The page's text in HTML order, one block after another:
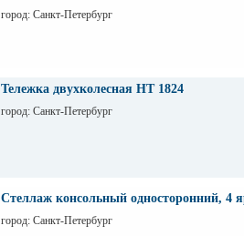
город: Санкт-Петербург
Тележка двухколесная НТ 1824
город: Санкт-Петербург
Стеллаж консольный односторонний, 4
город: Санкт-Петербург